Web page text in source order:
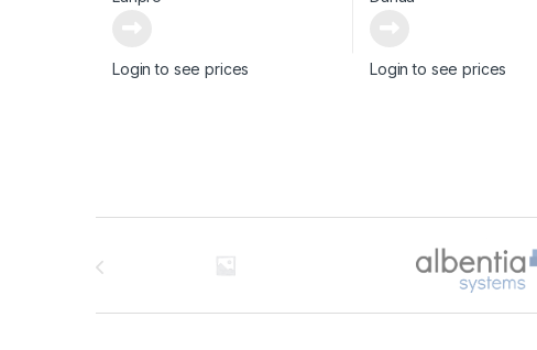
Login to see prices Login to see prices